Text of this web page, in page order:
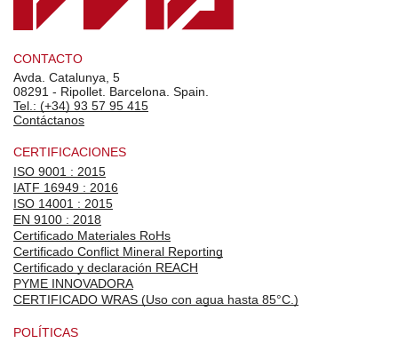
CONTACTO
Avda. Catalunya, 5
08291 - Ripollet. Barcelona. Spain.
Tel.: (+34) 93 57 95 415
Contáctanos
CERTIFICACIONES
ISO 9001 : 2015
IATF 16949 : 2016
ISO 14001 : 2015
EN 9100 : 2018
Certificado Materiales RoHs
Certificado Conflict Mineral Reporting
Certificado y declaración REACH
PYME INNOVADORA
CERTIFICADO WRAS (Uso con agua hasta 85°C.)
POLÍTICAS